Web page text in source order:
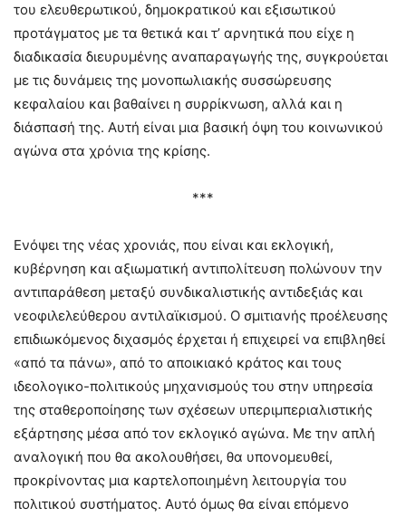
του ελευθερωτικού, δημοκρατικού και εξισωτικού
προτάγματος με τα θετικά και τ’ αρνητικά που είχε η
διαδικασία διευρυμένης αναπαραγωγής της, συγκρούεται
με τις δυνάμεις της μονοπωλιακής συσσώρευσης
κεφαλαίου και βαθαίνει η συρρίκνωση, αλλά και η
διάσπασή της. Αυτή είναι μια βασική όψη του κοινωνικού
αγώνα στα χρόνια της κρίσης.
***
Ενόψει της νέας χρονιάς, που είναι και εκλογική,
κυβέρνηση και αξιωματική αντιπολίτευση πολώνουν την
αντιπαράθεση μεταξύ συνδικαλιστικής αντιδεξιάς και
νεοφιλελεύθερου αντιλαϊκισμού. Ο σμιτιανής προέλευσης
επιδιωκόμενος διχασμός έρχεται ή επιχειρεί να επιβληθεί
«από τα πάνω», από το αποικιακό κράτος και τους
ιδεολογικο-πολιτικούς μηχανισμούς του στην υπηρεσία
της σταθεροποίησης των σχέσεων υπεριμπεριαλιστικής
εξάρτησης μέσα από τον εκλογικό αγώνα. Με την απλή
αναλογική που θα ακολουθήσει, θα υπονομευθεί,
προκρίνοντας μια καρτελοποιημένη λειτουργία του
πολιτικού συστήματος. Αυτό όμως θα είναι επόμενο